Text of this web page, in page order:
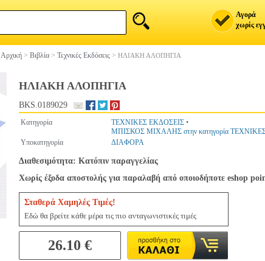
Αγορά
χωρίς
Αρχική > Βιβλία > Τεχνικές Εκδόσεις > ΗΛΙΑΚΗ ΑΛΟΠΗΓΙΑ
ΗΛΙΑΚΗ ΑΛΟΠΗΓΙΑ
BKS.0189029
Κατηγορία ΤΕΧΝΙΚΕΣ ΕΚΔΟΣΕΙΣ •
ΜΠΙΣΚΟΣ ΜΙΧΑΛΗΣ στην κατηγορία
Υποκατηγορία
ΔΙΑΦΟΡΑ
Διαθεσιμότητα: Κατόπιν παραγγελίας
Χωρίς έξοδα αποστολής για παραλαβή από οποιοδήποτε eshop
Σταθερά Χαμηλές Τιμές!
Εδώ θα βρείτε κάθε μέρα τις πιο ανταγωνιστικές τιμές
26.10 €